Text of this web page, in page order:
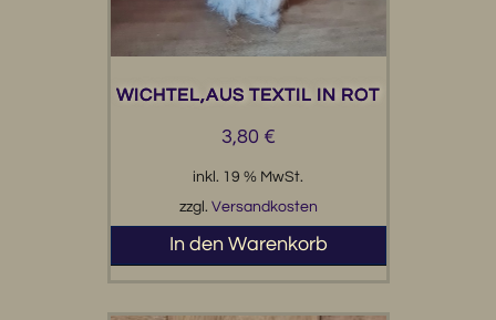
WICHTEL,AUS TEXTIL IN ROT
3,80 €
inkl. 19 % MwSt.
zzgl. Versandkosten
In den Warenkorb